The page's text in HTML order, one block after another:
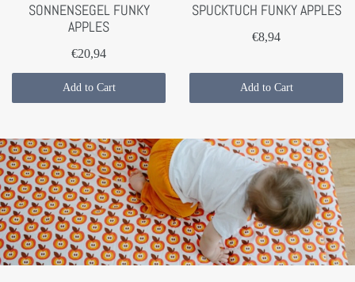
SONNENSEGEL FUNKY
APPLES
€20,94
Add to Cart
SPUCKTUCH FUNKY APPLES
€8,94
Add to Cart